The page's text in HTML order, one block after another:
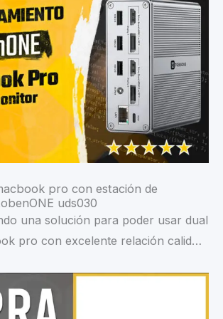
pro con estación de
uds030
una solución para poder usar dual
pro con excelente relación calid…